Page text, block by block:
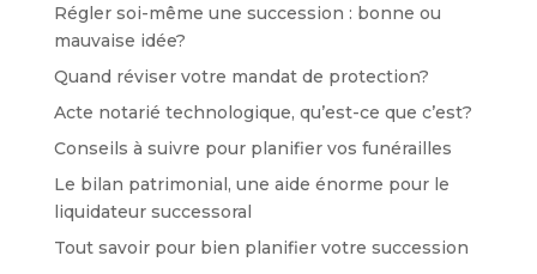
Régler soi-même une succession : bonne ou
mauvaise idée?
Quand réviser votre mandat de protection?
Acte notarié technologique, qu’est-ce que c’est?
Conseils à suivre pour planifier vos funérailles
Le bilan patrimonial, une aide énorme pour le
liquidateur successoral
Tout savoir pour bien planifier votre succession